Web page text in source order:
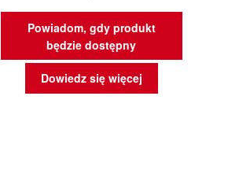
Powiadom, gdy produkt
będzie dostępny
Dowiedz się więcej